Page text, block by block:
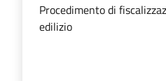
Procedimento di
edilizio